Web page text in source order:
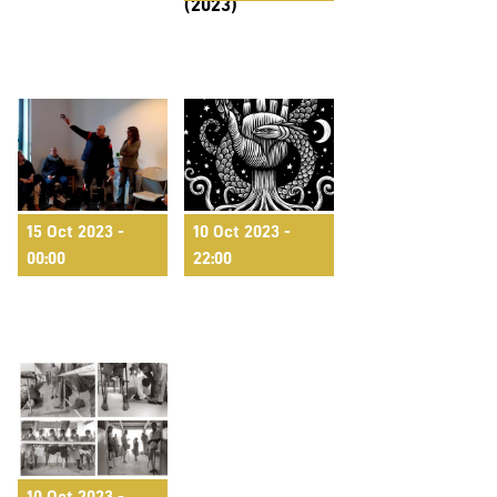
(2023)
15 Oct 2023 -
00:00
Re-creando
identidad
10 Oct 2023 -
22:00
Espanta la por!
2023